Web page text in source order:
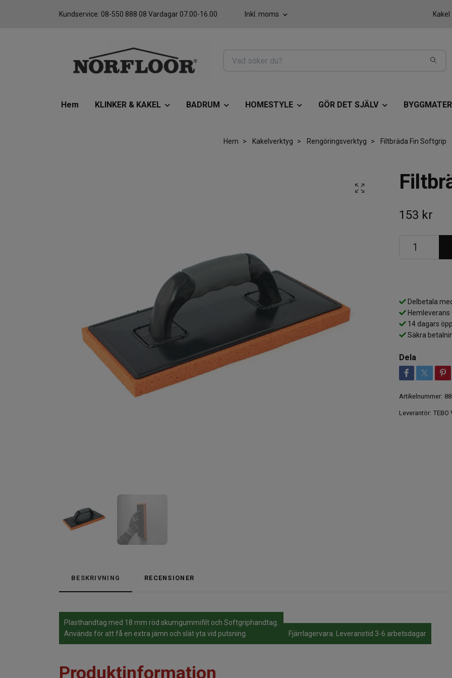
Kundservice: 08-550 888 08 Vardagar 07.00-16.00 Inkl. moms
Hem KLINKER & KAKEL BADRUM HOMESTYLE GÖR DET SJÄLV
Hem Kakelverktyg Rengöringsverktyg Filtbräda Fin Softgrip
153 kr
Delbetala
Hemleverans
14 dagars
Säkra
Dela
Artikelnummer:
Leverantör: TEBO
BESKRIVNING RECENSIONER
Plasthandtag med 18 mm röd skumgummifilt och Softgriphandtag.
Används för att få en extra jämn och slät yta vid putsning.
Fjärrlagervara. Leveranstid 3-6 arbetsdagar
Produktinformation